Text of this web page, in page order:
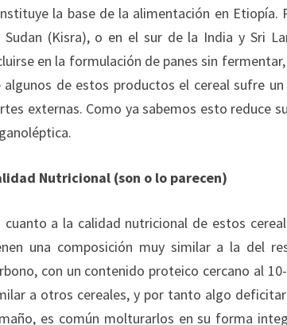
la base de la alimentación en
Sudan (Kisra), o en el sur de la India y Sri
en la formulación de panes sin
algunos de estos productos el cereal sufre
externas. Como ya sabemos esto reduce
Nutricional (son o lo parecen)
cuanto a la calidad nutricional de estos
una composición muy similar a la del
con un contenido proteico cercano al
a otros cereales, y por tanto algo
es común molturarlos en su forma